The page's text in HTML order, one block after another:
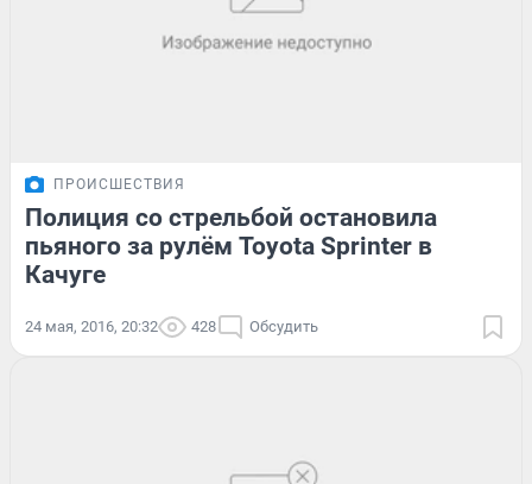
ПРОИСШЕСТВИЯ
Полиция со стрельбой остановила
пьяного за рулём Toyota Sprinter в
Качуге
24 мая, 2016, 20:32 428 Обсудить